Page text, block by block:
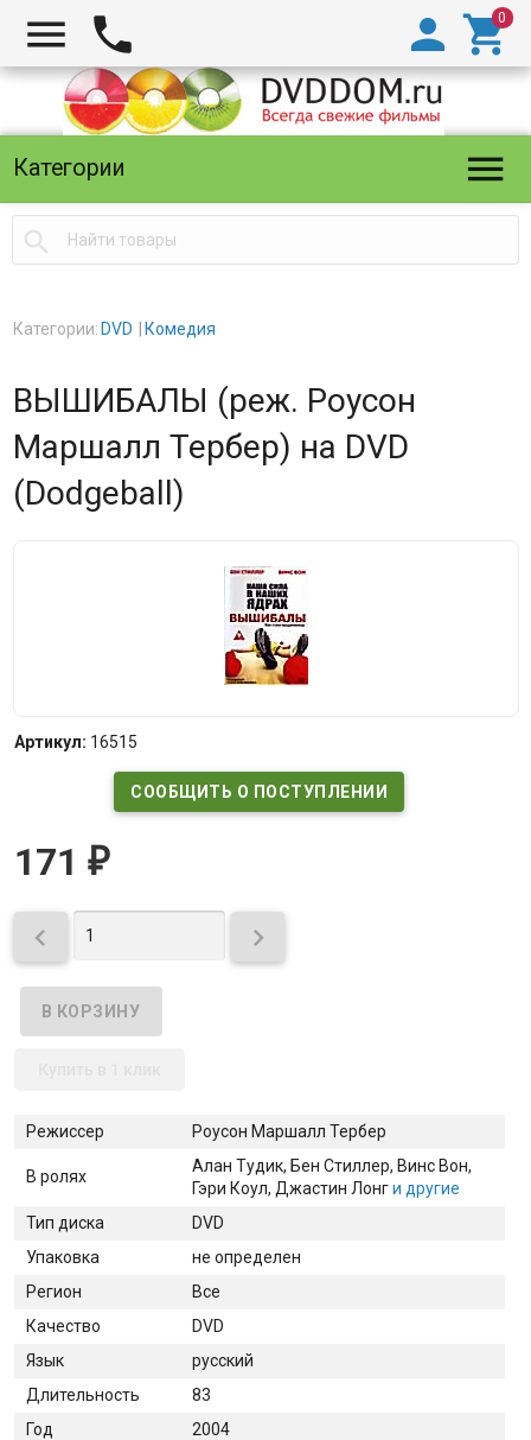
  

Категории 

Категории: DVD Комедия
ВЫШИБАЛЫ (реж. Роусон
Маршалл Тербер) на DVD
(Dodgeball)
Артикул: 16515
СООБЩИТЬ О ПОСТУПЛЕНИИ
171 ₽
 
Режиссер Роусон Маршалл Тербер
В ролях
Алан Тудик, Бен Стиллер, Винс Вон,
Гэри Коул, Джастин Лонги другие
Тип диска
DVD
Упаковка
не определен
Регион
Все
Качество
DVD
Язык
русский
Длительность
83
Год
2004